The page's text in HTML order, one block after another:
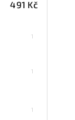
491 Kč
1
1
1